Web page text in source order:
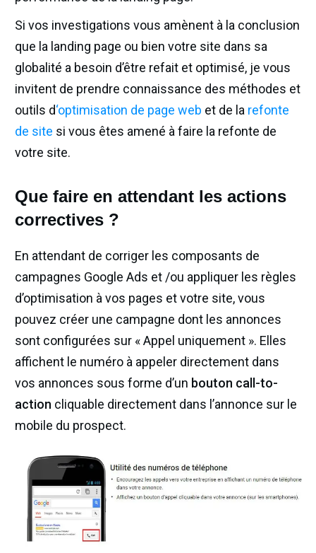
Si vos investigations vous amènent à la conclusion
que la landing page ou bien votre site dans sa
globalité a besoin d’être refait et optimisé, je vous
invitent de prendre connaissance des méthodes et
outils d‘optimisation de page web et de la refonte
de site si vous êtes amené à faire la refonte de
votre site.
Que faire en attendant les actions
correctives ?
En attendant de corriger les composants de
campagnes Google Ads et /ou appliquer les règles
d’optimisation à vos pages et votre site, vous
pouvez créer une campagne dont les annonces
sont configurées sur « Appel uniquement ». Elles
affichent le numéro à appeler directement dans
vos annonces sous forme d’un bouton call-to-
action cliquable directement dans l’annonce sur le
mobile du prospect.